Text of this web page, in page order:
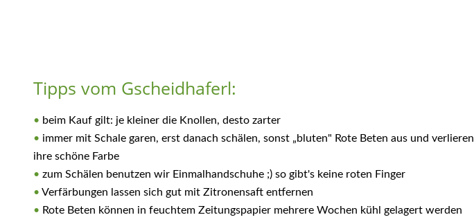
Tipps vom Gscheidhaferl:
• beim Kauf gilt: je kleiner die Knollen, desto zarter
• immer mit Schale garen, erst danach schälen, sonst „bluten" Rote Beten aus und verlieren
ihre schöne Farbe
• zum Schälen benutzen wir Einmalhandschuhe ;) so gibt's keine roten Finger
• Verfärbungen lassen sich gut mit Zitronensaft entfernen
• Rote Beten können in feuchtem Zeitungspapier mehrere Wochen kühl gelagert werden